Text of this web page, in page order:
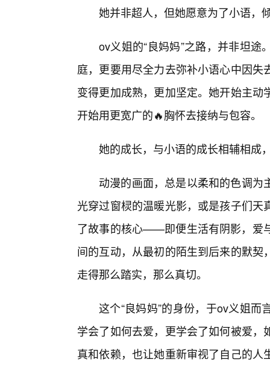
她并非超人，但她愿意为了小语，
ov义姐的“良妈妈”之路，并非坦
庭，更要用尽全力去弥补小语心中因
变得更加成熟，更加坚定。她开始主
开始用更宽广的🔥胸怀去接纳与包容。
她的成长，与小语的成长相辅相成
动漫的画面，总是以柔和的色调
光穿过窗棂的温暖光影，或是孩子们
了故事的核心——即便生活有阴影，爱
间的互动，从最初的陌生到后来的默
走得那么踏实，那么真切。
这个“良妈妈”的身份，于ov义姐
学会了如何去爱，更学会了如何被爱
真和依赖，也让她重新审视了自己的